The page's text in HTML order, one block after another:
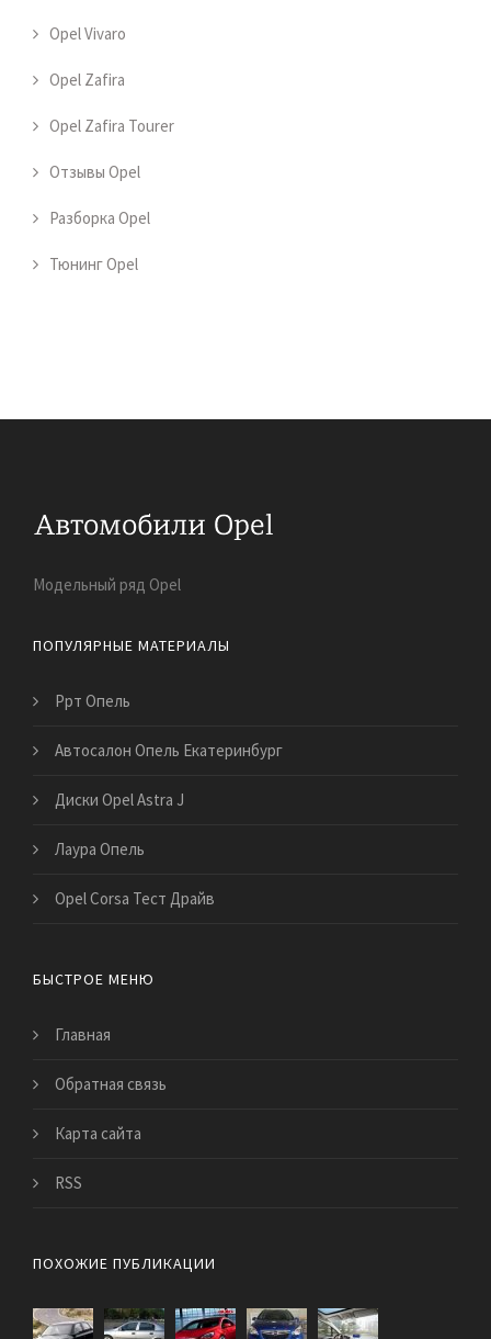
Opel Vivaro
Opel Zafira
Opel Zafira Tourer
Отзывы Opel
Разборка Opel
Тюнинг Opel
Модельный ряд Opel
ПОПУЛЯРНЫЕ МАТЕРИАЛЫ
Ррт Опель
Автосалон Опель Екатеринбург
Диски Opel Astra J
Лаура Опель
Opel Corsa Тест Драйв
БЫСТРОЕ МЕНЮ
Главная
Обратная связь
Карта сайта
RSS
ПОХОЖИЕ ПУБЛИКАЦИИ